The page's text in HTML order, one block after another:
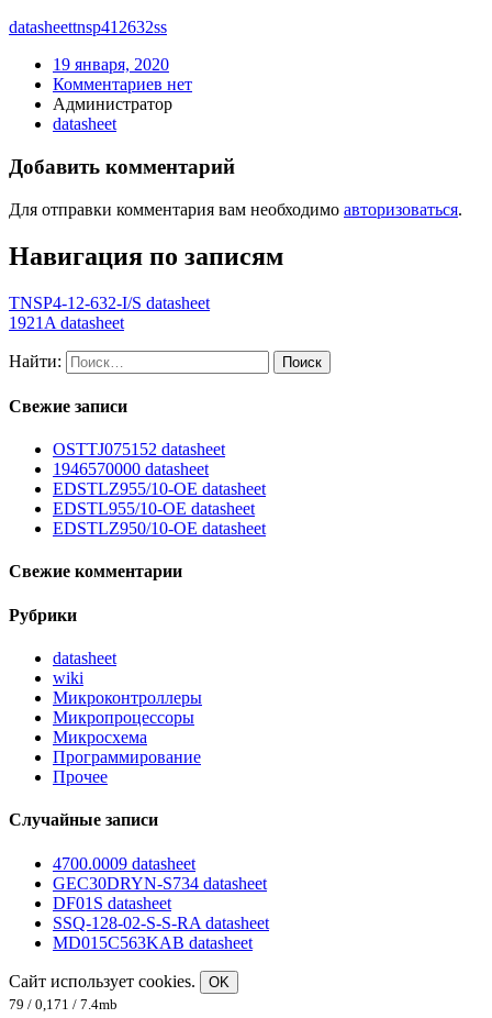
datasheettnsp412632ss
19 января, 2020
Комментариев нет
Администратор
datasheet
Добавить комментарий
Для отправки комментария вам необходимо авторизоваться.
Навигация по записям
TNSP4-12-632-I/S datasheet
1921A datasheet
Найти:
Свежие записи
OSTTJ075152 datasheet
1946570000 datasheet
EDSTLZ955/10-OE datasheet
EDSTL955/10-OE datasheet
EDSTLZ950/10-OE datasheet
Свежие комментарии
Рубрики
datasheet
wiki
Микроконтроллеры
Микропроцессоры
Микросхема
Программирование
Прочее
Случайные записи
4700.0009 datasheet
GEC30DRYN-S734 datasheet
DF01S datasheet
SSQ-128-02-S-S-RA datasheet
MD015C563KAB datasheet
Сайт использует cookies.
OK
79 / 0,171 / 7.4mb